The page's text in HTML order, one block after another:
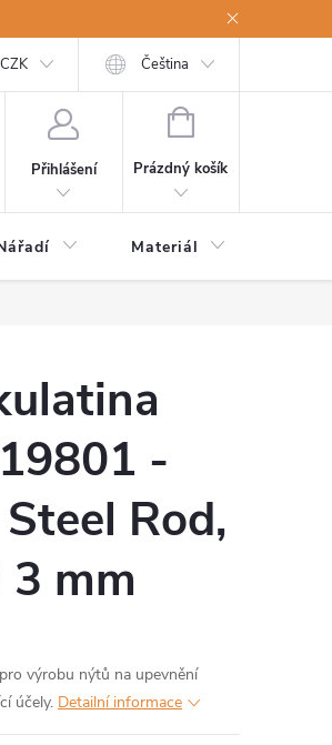
od kupní smlouvy
CZK Čeština
Přihlášení
NÁKUPNÍ
Prázdný košík
Materiál
-
Rod,
mm
výrobu nýtů na upevnění
účely. Detailní informace